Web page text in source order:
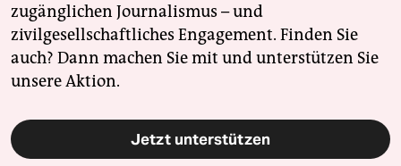
zugänglichen Journalismus – und
zivilgesellschaftliches Engagement. Finden Sie
auch? Dann machen Sie mit und unterstützen Sie
unsere Aktion.
Jetzt unterstützen